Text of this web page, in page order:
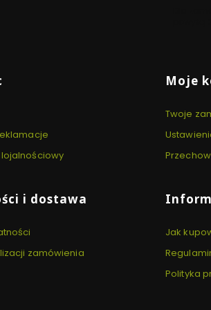
Moje
Twoje
i dostawa
zamówienia
Jak
Polityka